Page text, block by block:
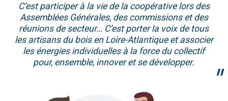
C’est participer à la vie de la coopérative lors des
Assemblées Générales, des commissions et des
réunions de secteur… C’est porter la voix de tous
les artisans du bois en Loire-Atlantique et associer
les énergies individuelles à la force du collectif
pour, ensemble, innover et se développer.